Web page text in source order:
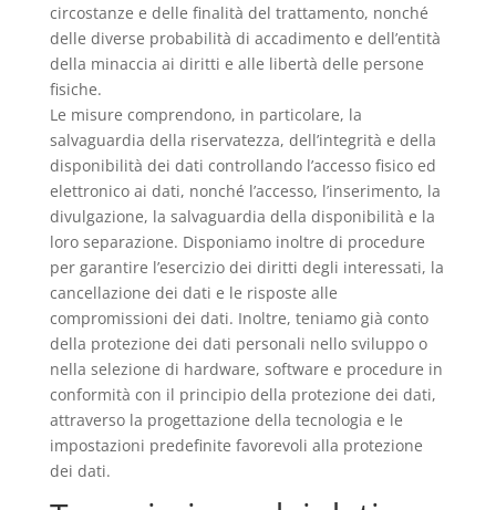
circostanze e delle finalità del trattamento, nonché
delle diverse probabilità di accadimento e dell’entità
della minaccia ai diritti e alle libertà delle persone
fisiche.
Le misure comprendono, in particolare, la
salvaguardia della riservatezza, dell’integrità e della
disponibilità dei dati controllando l’accesso fisico ed
elettronico ai dati, nonché l’accesso, l’inserimento, la
divulgazione, la salvaguardia della disponibilità e la
loro separazione. Disponiamo inoltre di procedure
per garantire l’esercizio dei diritti degli interessati, la
cancellazione dei dati e le risposte alle
compromissioni dei dati. Inoltre, teniamo già conto
della protezione dei dati personali nello sviluppo o
nella selezione di hardware, software e procedure in
conformità con il principio della protezione dei dati,
attraverso la progettazione della tecnologia e le
impostazioni predefinite favorevoli alla protezione
dei dati.